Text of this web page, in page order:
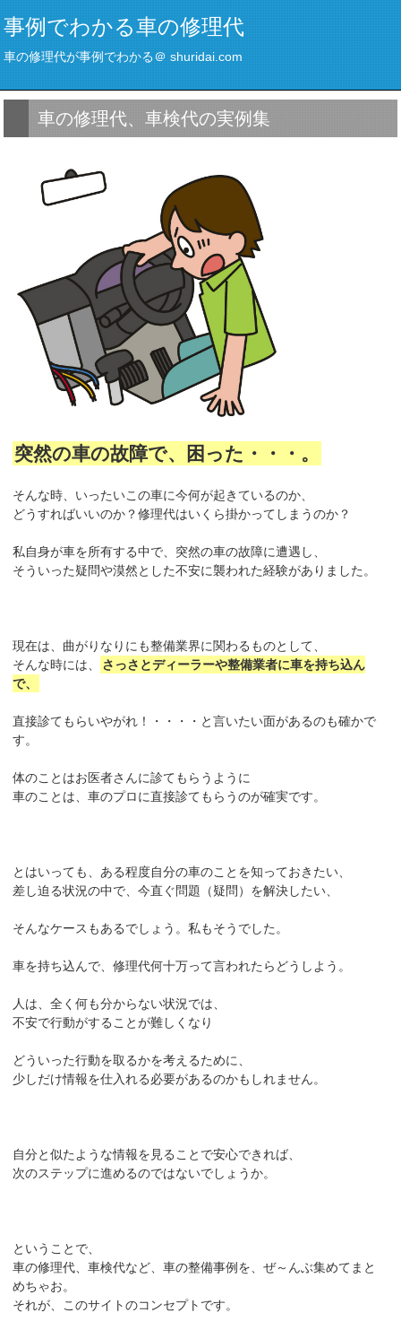
事例でわかる車の修理代
車の修理代が事例でわかる＠ shuridai.com
車の修理代、車検代の実例集
突然の車の故障で、困った・・・。
そんな時、いったいこの車に今何が起きているのか、
どうすればいいのか？修理代はいくら掛かってしまうのか？
私自身が車を所有する中で、突然の車の故障に遭遇し、
そういった疑問や漠然とした不安に襲われた経験がありました。
現在は、曲がりなりにも整備業界に関わるものとして、
そんな時には、
さっさとディーラーや整備業者に車を持ち込ん
で、
直接診てもらいやがれ！・・・・と言いたい面があるのも確かで
す。
体のことはお医者さんに診てもらうように
車のことは、車のプロに直接診てもらうのが確実です。
とはいっても、ある程度自分の車のことを知っておきたい、
差し迫る状況の中で、今直ぐ問題（疑問）を解決したい、
そんなケースもあるでしょう。私もそうでした。
車を持ち込んで、修理代何十万って言われたらどうしよう。
人は、全く何も分からない状況では、
不安で行動がすることが難しくなり
どういった行動を取るかを考えるために、
少しだけ情報を仕入れる必要があるのかもしれません。
自分と似たような情報を見ることで安心できれば、
次のステップに進めるのではないでしょうか。
ということで、
車の修理代、車検代など、車の整備事例を、ぜ～んぶ集めてまと
めちゃお。
それが、このサイトのコンセプトです。